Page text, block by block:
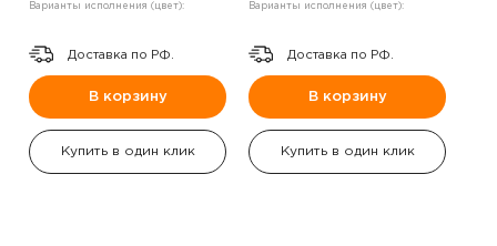
Варианты исполнения (цвет):
Доставка по РФ.
В корзину
Купить в один клик
Варианты исполнения (цвет):
Доставка по РФ.
В корзину
Купить в один клик